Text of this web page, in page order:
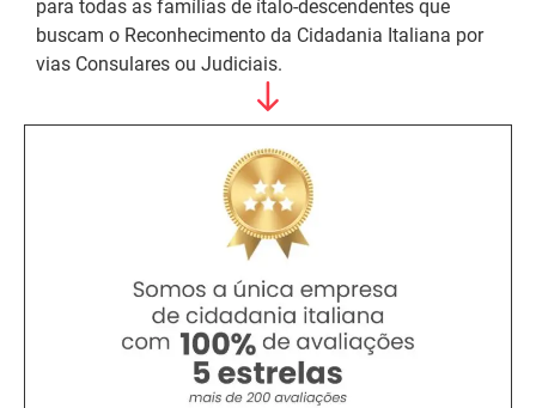
para todas as famílias de ítalo-descendentes que
buscam o Reconhecimento da Cidadania Italiana por
vias Consulares ou Judiciais.